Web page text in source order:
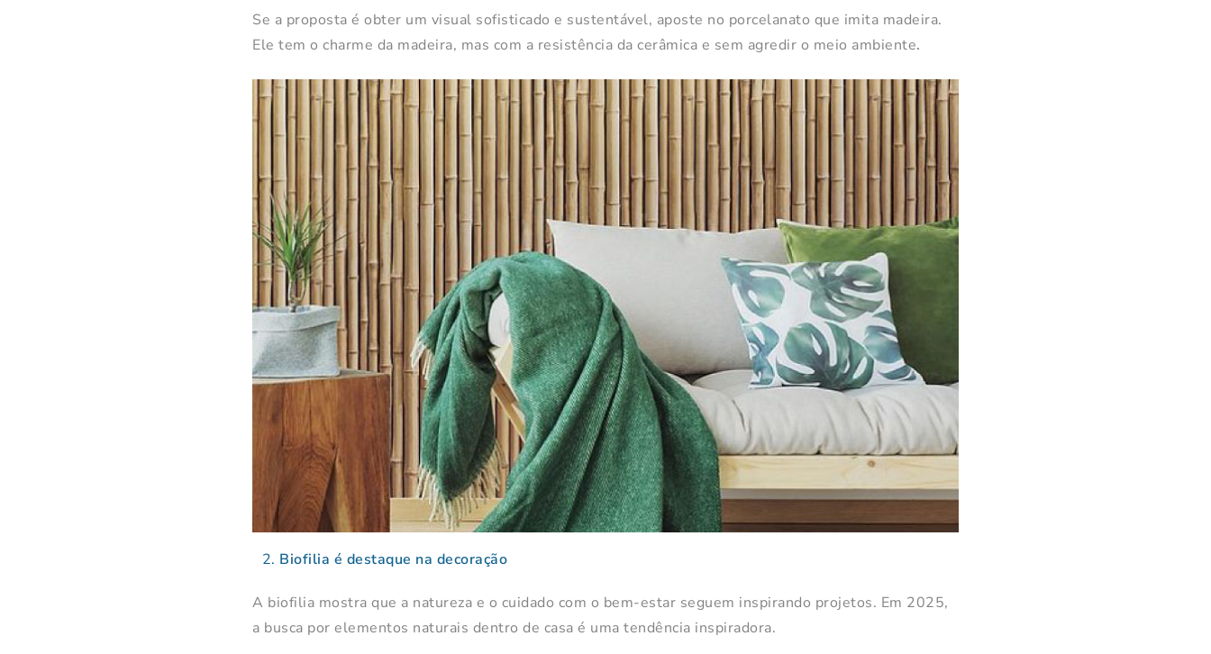
Se a proposta é obter um visual sofisticado e sustentável, aposte no porcelanato que imita madeira.
Ele tem o charme da madeira, mas com a resistência da cerâmica e sem agredir o meio ambiente.
Biofilia é destaque na decoração
A biofilia mostra que a natureza e o cuidado com o bem-estar seguem inspirando projetos. Em 2025,
a busca por elementos naturais dentro de casa é uma tendência inspiradora.